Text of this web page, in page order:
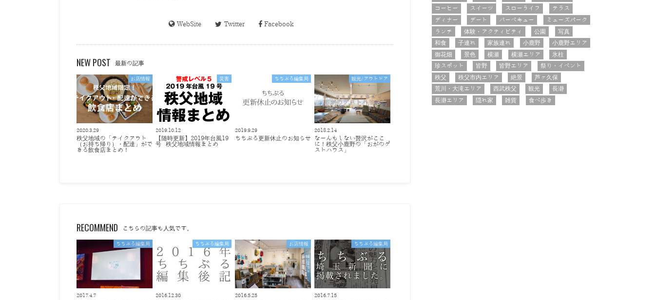
WebSite Twitter Facebook
NEW POST 最新の記事
お店情報
2020.3.29
秩父地域の「テイクアウト
（お持ち帰り）・配達」がで
きる飲食店まとめ！
災害
2019.10.12
【随時更新】2019年台風19
号 秩父地域情報まとめ
ちちぶる編集局
2019.9.29
ちちぶる更新休止のお知らせ
観光/アウトドア
2018.2.14
なーんもしない贅沢がここ
に！秩父小鹿野の「おがのゲ
ストハウス」
RECOMMEND こちらの記事も人気です。
ちちぶる編集局
2017.4.7
ちちぶる編集局
2016.12.30
お店情報
2016.5.25
ちちぶる編集局
2016.7.15
コーヒー
スイーツ スローライフ
テラス
ディナー
デート バーベキュー
ミューズパーク
ランチ
体験・アクティビティ 公園
写真
和食
子連れ 家族連れ 小鹿野
小鹿野エリア
御花畑
景色 横瀬 横瀬エリア
氷柱
珍スポット
皆野 皆野エリア
祭り・イベント
秩父
秩父市内エリア 絶景
芦ヶ久保
荒川・大滝エリア
西武秩父 観光
長瀞
長瀞エリア
隠れ家 雑貨 食べ歩き